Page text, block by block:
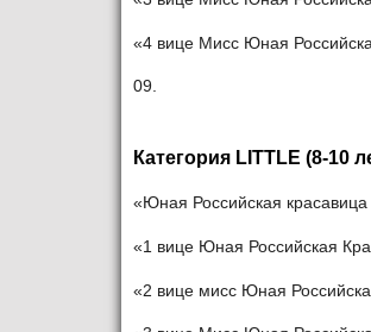
«4 вице Мисс Юная
09.
Категория LITTLE (8-10
«Юная Российская
«1 вице Юная Российская
«2 вице мисс Юная